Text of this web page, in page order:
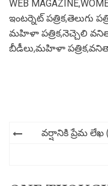
WEB MAGAZINE,
ఇంటర్నెట్ పత్రిక,తెలుగు
మహిళా పత్రిక,నెచ్చెలి
బీడీలు,మహిళా పత్రిక,
Post
navigation
వర్షానికి ప్రేమ లేఖ